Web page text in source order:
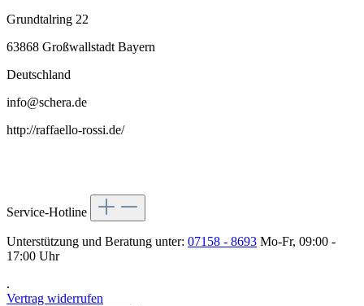
Grundtalring 22
63868 Großwallstadt Bayern
Deutschland
info@schera.de
http://raffaello-rossi.de/
Service-Hotline
Unterstützung und Beratung unter: 07158 - 8693 Mo-Fr, 09:00 -
17:00 Uhr
.
Vertrag widerrufen